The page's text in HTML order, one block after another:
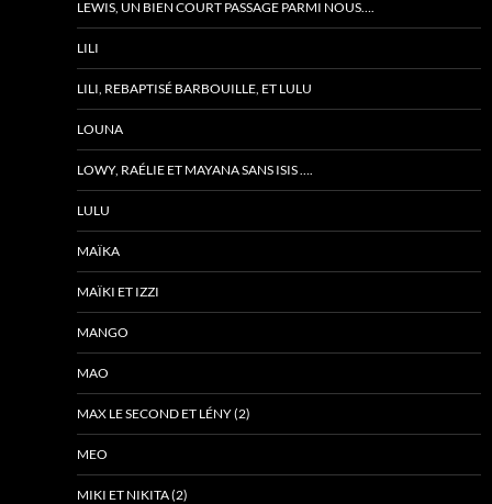
LEWIS, UN BIEN COURT PASSAGE PARMI NOUS….
LILI
LILI, REBAPTISÉ BARBOUILLE, ET LULU
LOUNA
LOWY, RAÉLIE ET MAYANA SANS ISIS ….
LULU
MAÏKA
MAÏKI ET IZZI
MANGO
MAO
MAX LE SECOND ET LÉNY (2)
MEO
MIKI ET NIKITA (2)